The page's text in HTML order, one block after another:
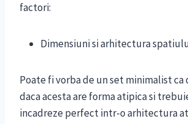
factori:
Dimensiuni si arhitectura
Poate fi vorba de un set minimalist ca
daca acesta are forma atipica si
incadreze perfect intr-o arhitectura